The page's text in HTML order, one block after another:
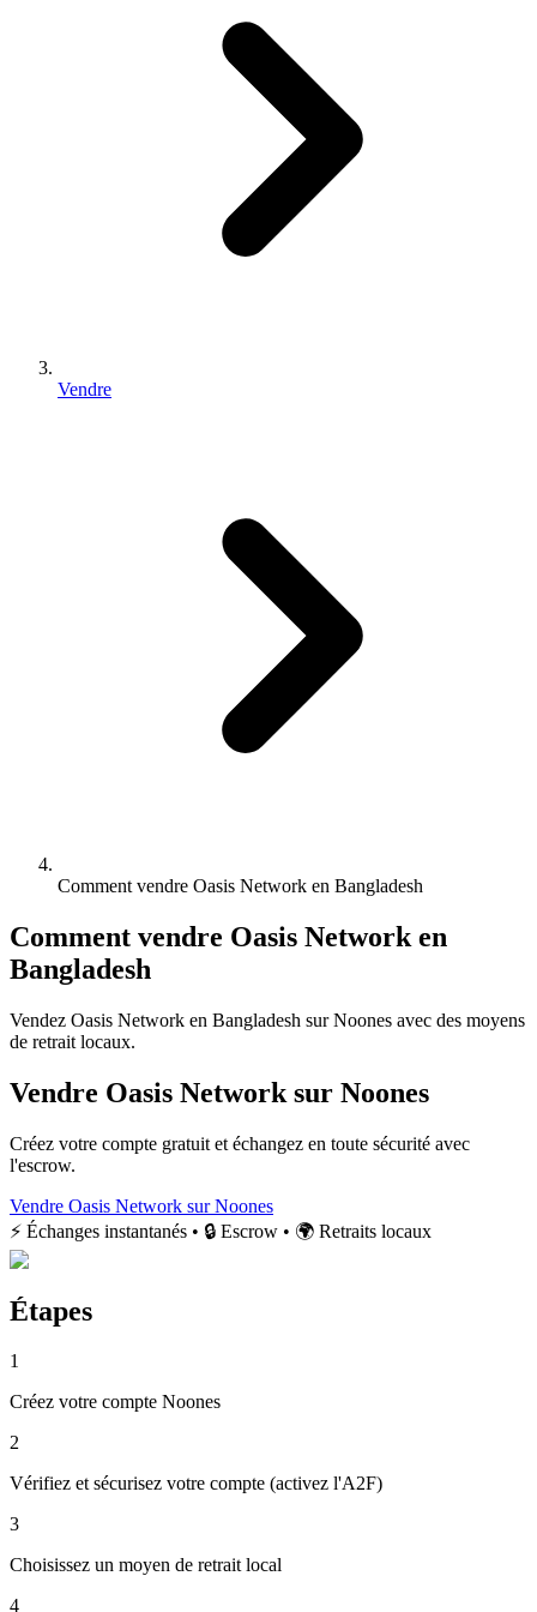
Vendre
Comment vendre Oasis Network en Bangladesh
Comment vendre Oasis Network en
Bangladesh
Vendez Oasis Network en Bangladesh sur Noones avec des moyens
de retrait locaux.
Vendre Oasis Network sur Noones
Créez votre compte gratuit et échangez en toute sécurité avec
l'escrow.
Vendre Oasis Network sur Noones
⚡ Échanges instantanés • 🔒 Escrow • 🌍 Retraits locaux
Étapes
1
Créez votre compte Noones
2
Vérifiez et sécurisez votre compte (activez l'A2F)
3
Choisissez un moyen de retrait local
4